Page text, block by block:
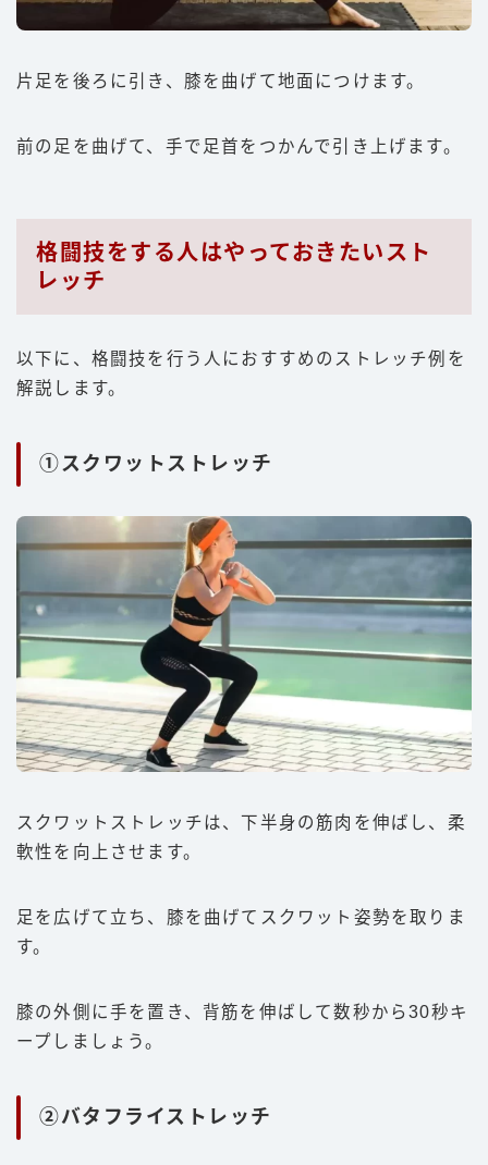
片足を後ろに引き、膝を曲げて地面につけます。
前の足を曲げて、手で足首をつかんで引き上げます。
格闘技をする人はやっておきたいスト
レッチ
以下に、格闘技を行う人におすすめのストレッチ例を
解説します。
①スクワットストレッチ
スクワットストレッチは、下半身の筋肉を伸ばし、柔
軟性を向上させます。
足を広げて立ち、膝を曲げてスクワット姿勢を取りま
す。
膝の外側に手を置き、背筋を伸ばして数秒から30秒キ
ープしましょう。
②バタフライストレッチ